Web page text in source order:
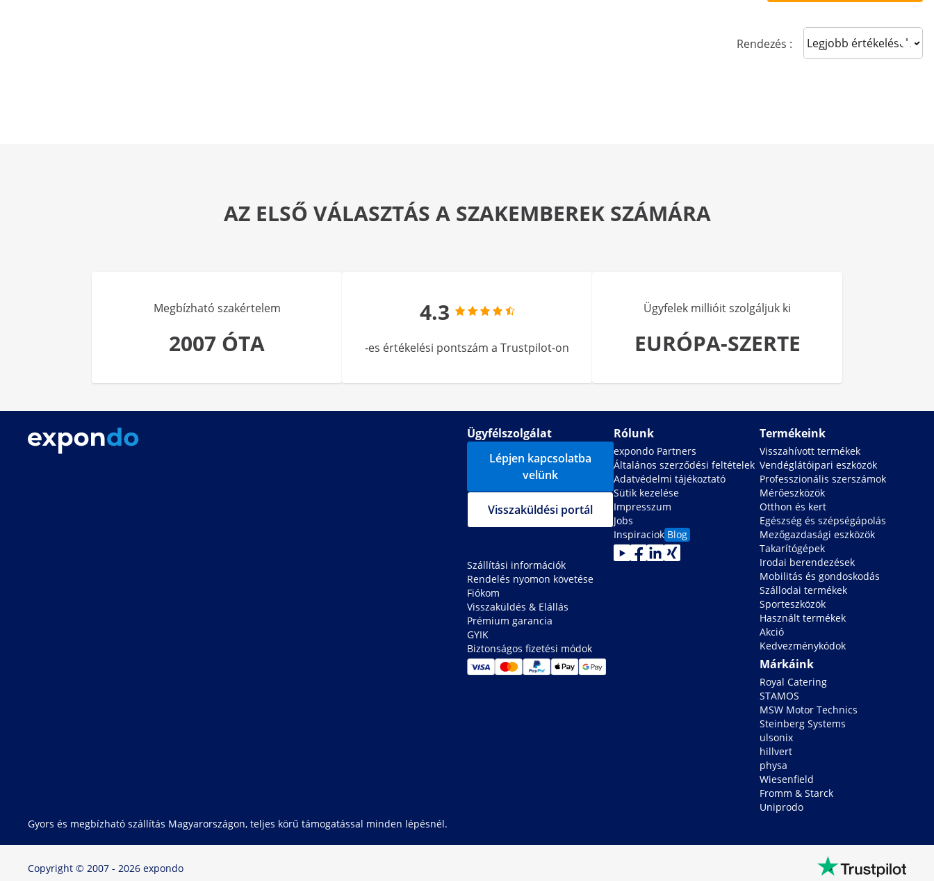
Rendezés : Sort reviews
AZ ELSŐ VÁLASZTÁS A SZAKEMBEREK SZÁMÁRA
Megbízható szakértelem
2007 ÓTA
4.3
-es értékelési pontszám a Trustpilot-on
Ügyfelek millióit szolgáljuk ki
EURÓPA-SZERTE
Ügyfélszolgálat
Lépjen kapcsolatba
velünk
Visszaküldési portál
Szállítási információk
Rendelés nyomon követése
Fiókom
Visszaküldés & Elállás
Prémium garancia
GYIK
Biztonságos fizetési módok
Rólunk
expondo Partners
Általános szerződési feltételek
Adatvédelmi tájékoztató
Sütik kezelése
Impresszum
Jobs
Inspiraciok Blog
Termékeink
Visszahívott termékek
Vendéglátóipari eszközök
Professzionális szerszámok
Mérőeszközök
Otthon és kert
Egészség és szépségápolás
Mezőgazdasági eszközök
Takarítógépek
Irodai berendezések
Mobilitás és gondoskodás
Szállodai termékek
Sporteszközök
Használt termékek
Akció
Kedvezménykódok
Márkáink
Royal Catering
STAMOS
MSW Motor Technics
Steinberg Systems
ulsonix
hillvert
physa
Wiesenfield
Fromm & Starck
Uniprodo
Gyors és megbízható szállítás Magyarországon, teljes körű támogatással minden lépésnél.
Copyright © 2007 - 2026 expondo